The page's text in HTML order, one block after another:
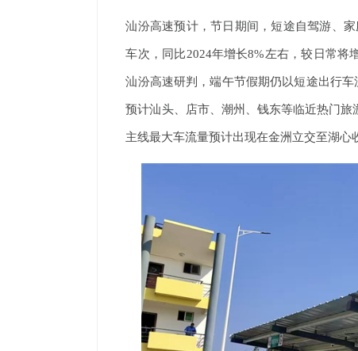
汕汾高速预计，节日期间，短途自驾游、
车次，同比2024年增长8%左右，较日常将
汕汾高速研判，端午节假期仍以短途出行
预计汕头、店市、潮州、钱东等临近热门旅
主线最大车流量预计出现在金洲立交至湖心